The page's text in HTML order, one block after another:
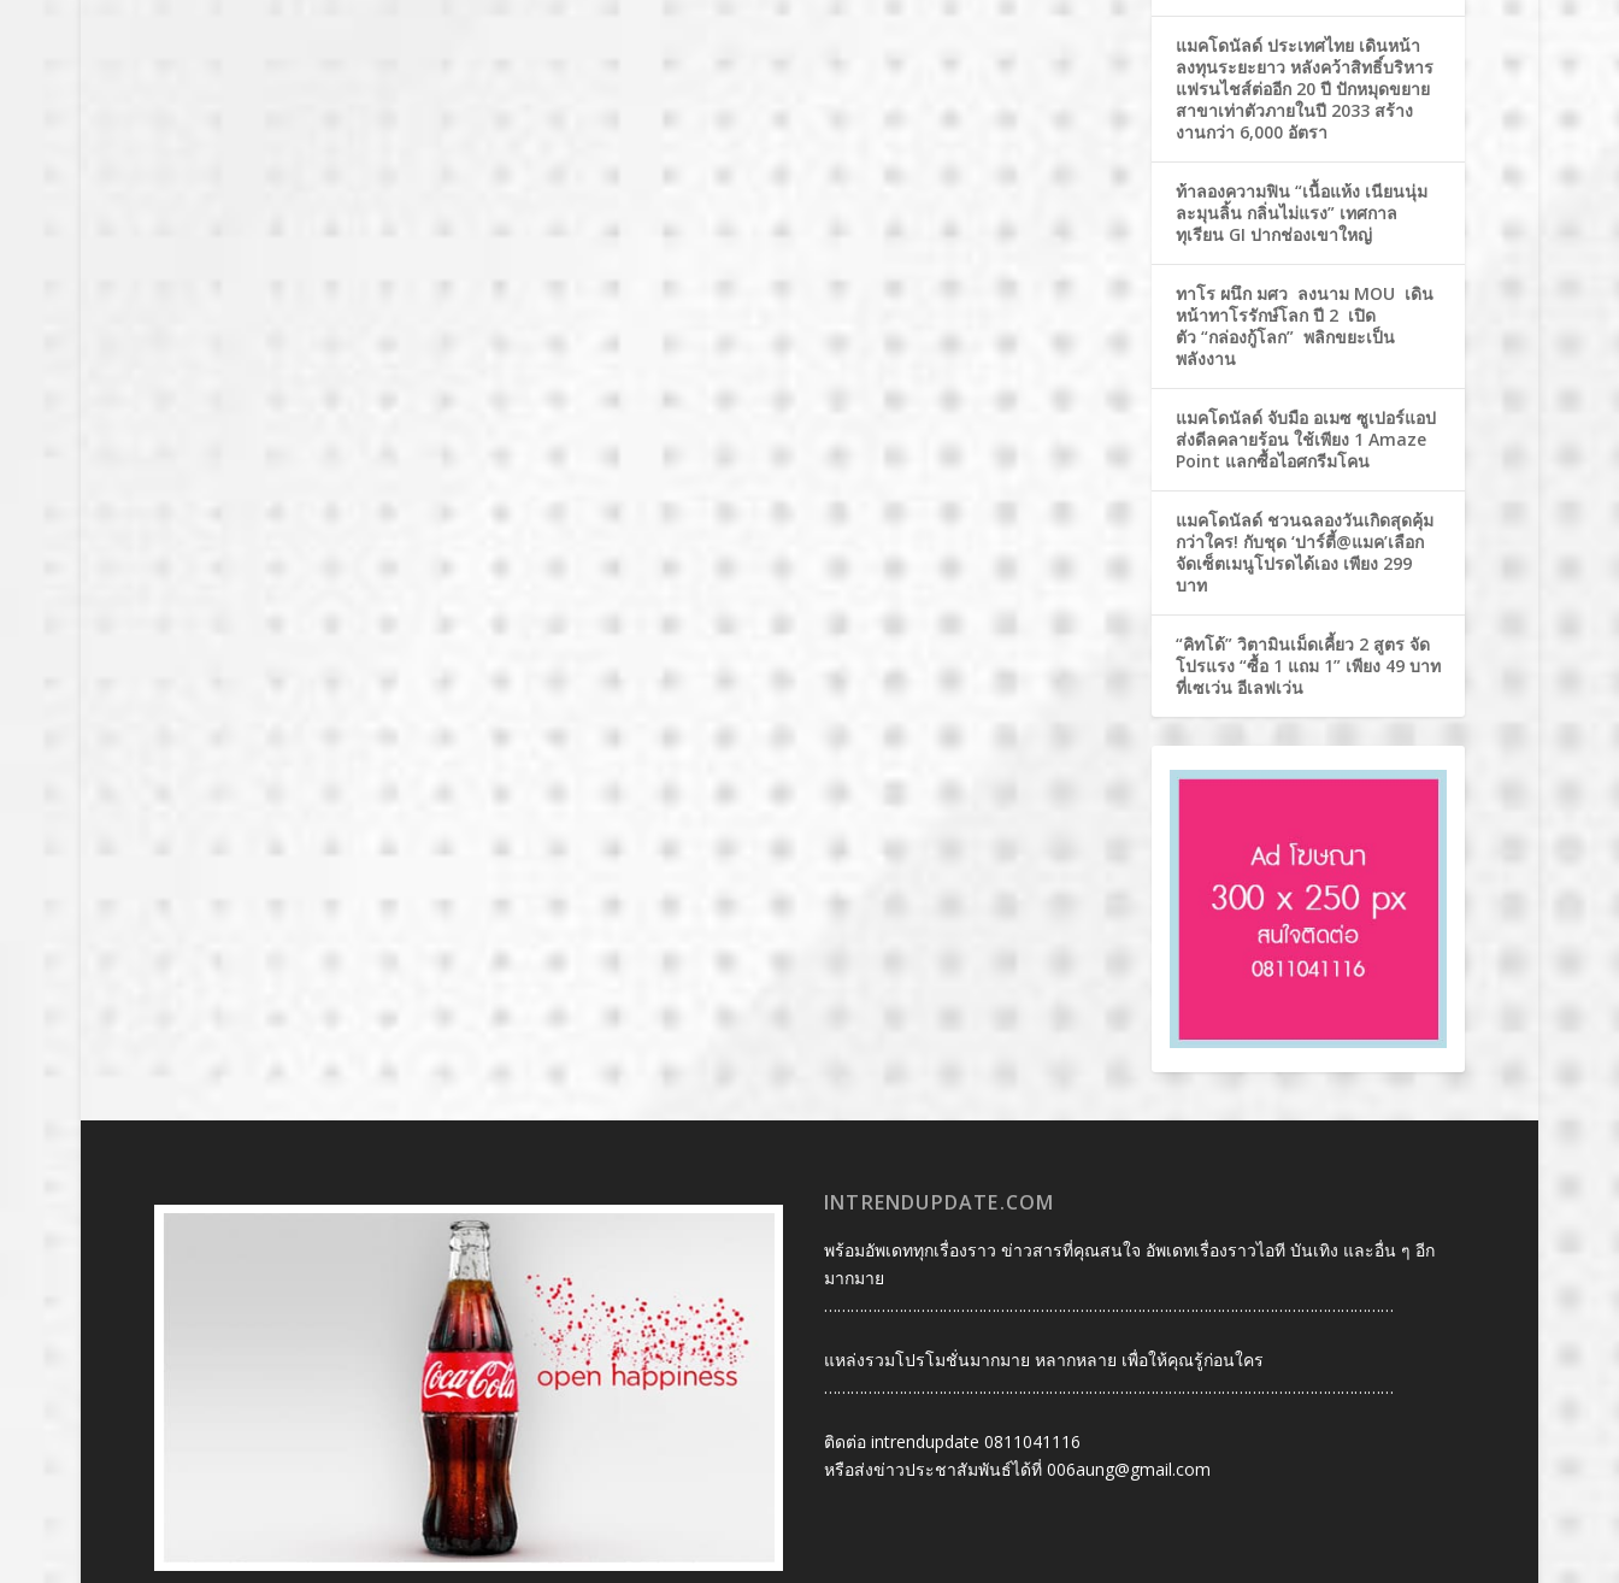
แมคโดนัลด์ ประเทศไทย เดินหน้า
ลงทุนระยะยาว หลังคว้าสิทธิ์บริหาร
แฟรนไชส์ต่ออีก 20 ปี ปักหมุดขยาย
สาขาเท่าตัวภายในปี 2033 สร้าง
งานกว่า 6,000 อัตรา
ท้าลองความฟิน “เนื้อแห้ง เนียนนุ่ม
ละมุนลิ้น กลิ่นไม่แรง” เทศกาล
ทุเรียน GI ปากช่องเขาใหญ่
ทาโร ผนึก มศว ลงนาม MOU เดิน
หน้าทาโรรักษ์โลก ปี 2 เปิด
ตัว “กล่องกู้โลก” พลิกขยะเป็น
พลังงาน
แมคโดนัลด์ จับมือ อเมซ ซูเปอร์แอป
ส่งดีลคลายร้อน ใช้เพียง 1 Amaze
Point แลกซื้อไอศกรีมโคน
แมคโดนัลด์ ชวนฉลองวันเกิดสุดคุ้ม
กว่าใคร! กับชุด ‘ปาร์ตี้@แมค’เลือก
จัดเซ็ตเมนูโปรดได้เอง เพียง 299
บาท
“คิทโด้” วิตามินเม็ดเคี้ยว 2 สูตร จัด
โปรแรง “ซื้อ 1 แถม 1” เพียง 49 บาท
ที่เซเว่น อีเลฟเว่น
INTRENDUPDATE.COM
พร้อมอัพเดททุกเรื่องราว ข่าวสารที่คุณสนใจ อัพเดทเรื่องราวไอที บันเทิง และอื่น ๆ อีก
มากมาย
…………………………………………………………………………………………………………………
แหล่งรวมโปรโมชั่นมากมาย หลากหลาย เพื่อให้คุณรู้ก่อนใคร
…………………………………………………………………………………………………………………
ติดต่อ intrendupdate 0811041116
หรือส่งข่าวประชาสัมพันธ์ได้ที่ 006aung@gmail.com